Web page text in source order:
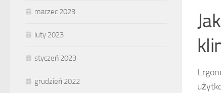
marzec 2023
luty 2023
styczeń 2023
grudzień 2022